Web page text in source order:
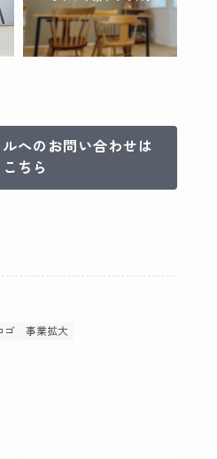
へのお問い合わせは
こちら
ゴ 事業拡大